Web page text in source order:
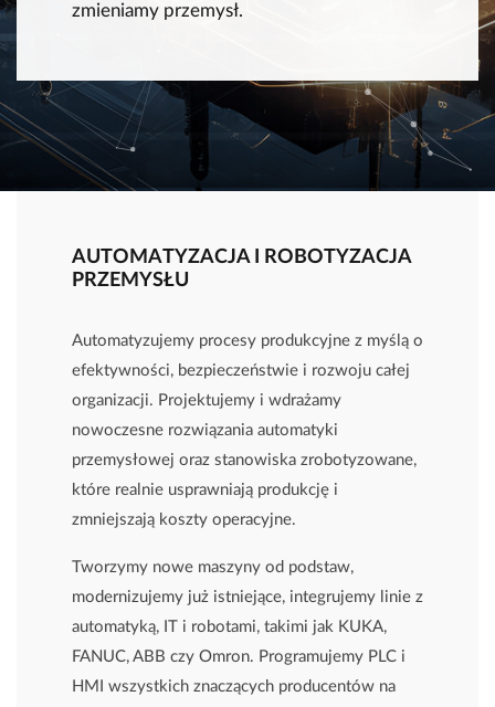
zmieniamy przemysł.
AUTOMATYZACJA I ROBOTYZACJA
PRZEMYSŁU
Automatyzujemy procesy produkcyjne z myślą o
efektywności, bezpieczeństwie i rozwoju całej
organizacji. Projektujemy i wdrażamy
nowoczesne rozwiązania automatyki
przemysłowej oraz stanowiska zrobotyzowane,
które realnie usprawniają produkcję i
zmniejszają koszty operacyjne.
Tworzymy nowe maszyny od podstaw,
modernizujemy już istniejące, integrujemy linie z
automatyką, IT i robotami, takimi jak KUKA,
FANUC, ABB czy Omron. Programujemy PLC i
HMI wszystkich znaczących producentów na